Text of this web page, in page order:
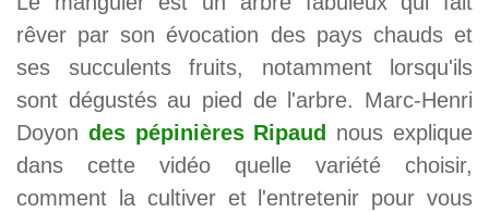
rêver par son évocation des pays chauds et
ses succulents fruits, notamment lorsqu'ils
sont dégustés au pied de l'arbre. Marc-Henri
Doyon des pépinières Ripaud
nous explique
dans cette vidéo quelle variété choisir,
comment la cultiver et l'entretenir pour vous